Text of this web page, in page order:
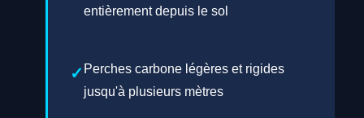
entièrement depuis le sol
Perches carbone légères et rigides
jusqu'à plusieurs mètres